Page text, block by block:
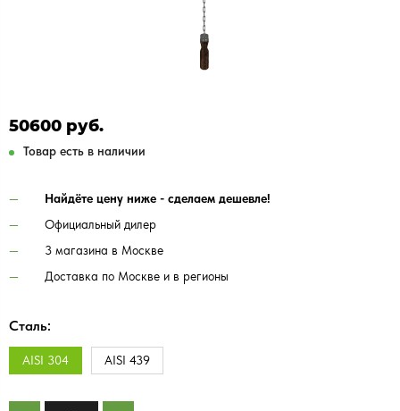
50600 руб.
Товар есть в наличии
Найдёте цену ниже - сделаем дешевле!
Официальный дилер
3 магазина в Москве
Доставка по Москве и в регионы
Сталь:
AISI 304 AISI 439